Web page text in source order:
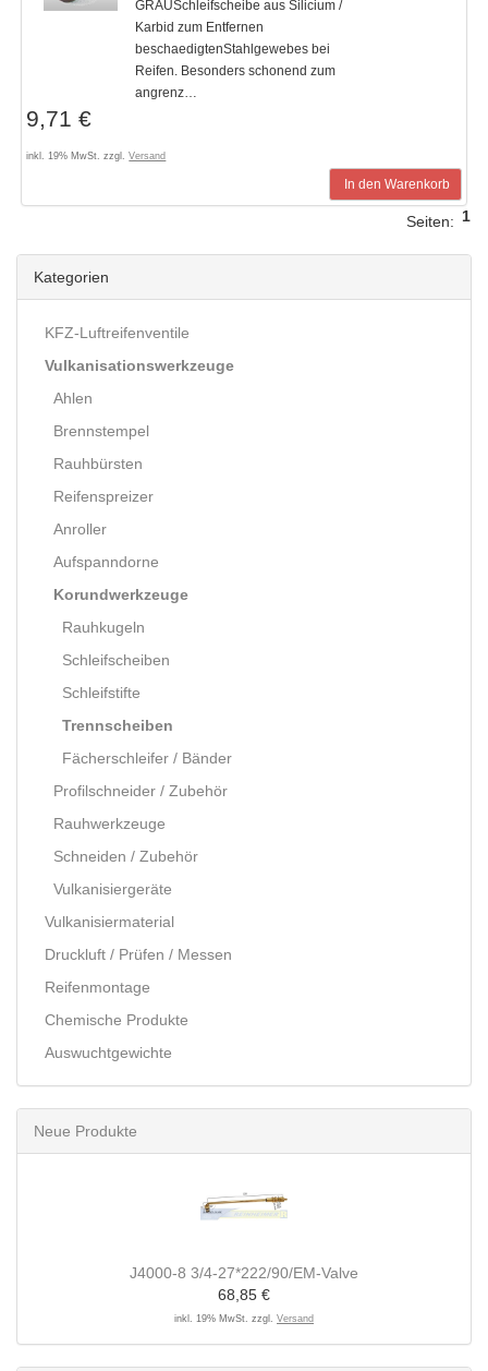
GRAUSchleifscheibe aus Silicium /
Karbid zum Entfernen
beschaedigtenStahlgewebes bei
Reifen. Besonders schonend zum
angrenz…
9,71 €
inkl. 19% MwSt. zzgl.Versand
In den Warenkorb
1
Seiten:
Kategorien
KFZ-Luftreifenventile
Vulkanisationswerkzeuge
Ahlen
Brennstempel
Rauhbürsten
Reifenspreizer
Anroller
Aufspanndorne
Korundwerkzeuge
Rauhkugeln
Schleifscheiben
Schleifstifte
Trennscheiben
Fächerschleifer / Bänder
Profilschneider / Zubehör
Rauhwerkzeuge
Schneiden / Zubehör
Vulkanisiergeräte
Vulkanisiermaterial
Druckluft / Prüfen / Messen
Reifenmontage
Chemische Produkte
Auswuchtgewichte
Neue Produkte
J4000-8 3/4-27*222/90/EM-Valve
68,85 €
inkl. 19% MwSt. zzgl. Versand